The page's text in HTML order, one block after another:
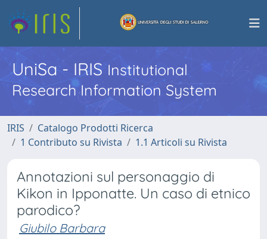
UniSa - IRISInstitutional
Research Information System
IRIS
Catalogo Prodotti Ricerca
1 Contributo su Rivista
1.1 Articoli su Rivista
Annotazioni sul personaggio di
Kikon in Ipponatte. Un caso di etnico
parodico?
Giubilo Barbara